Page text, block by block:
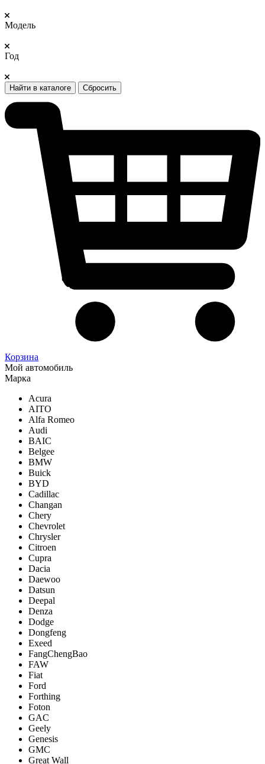
Модель
Год
Найти в каталоге Сбросить
Корзина
Мой автомобиль
Марка
Acura
AITO
Alfa Romeo
Audi
BAIC
Belgee
BMW
Buick
BYD
Cadillac
Changan
Chery
Chevrolet
Chrysler
Citroen
Cupra
Dacia
Daewoo
Datsun
Deepal
Denza
Dodge
Dongfeng
Exeed
FangChengBao
FAW
Fiat
Ford
Forthing
Foton
GAC
Geely
Genesis
GMC
Great Wall